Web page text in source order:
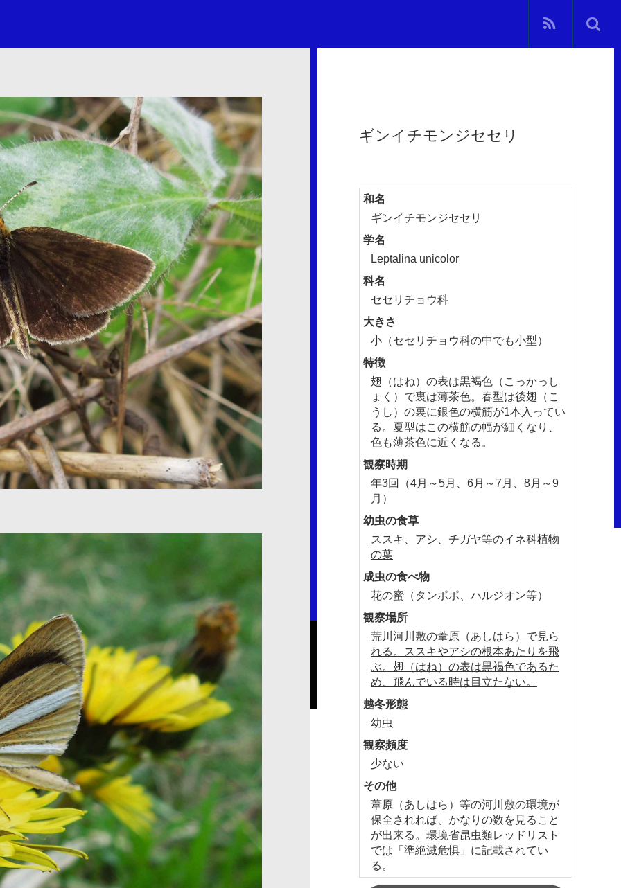
ギンイチモンジセセリ
和名
ギンイチモンジセセリ
学名
Leptalina unicolor
科名
セセリチョウ科
大きさ
小（セセリチョウ科の中でも小型）
特徴
翅（はね）の表は黒褐色（こっかっし
ょく）で裏は薄茶色。春型は後翅（こ
うし）の裏に銀色の横筋が1本入ってい
る。夏型はこの横筋の幅が細くなり、
色も薄茶色に近くなる。
観察時期
年3回（4月～5月、6月～7月、8月～9
月）
幼虫の食草
ススキ、アシ、チガヤ等のイネ科植物
の葉
成虫の食べ物
花の蜜（タンポポ、ハルジオン等）
観察場所
荒川河川敷の葦原（あしはら）で見ら
れる。ススキやアシの根本あたりを飛
ぶ。翅（はね）の表は黒褐色であるた
め、飛んでいる時は目立たない。
越冬形態
幼虫
観察頻度
少ない
その他
葦原（あしはら）等の河川敷の環境が
保全されれば、かなりの数を見ること
が出来る。環境省昆虫類レッドリスト
では「準絶滅危惧」に記載されてい
る。